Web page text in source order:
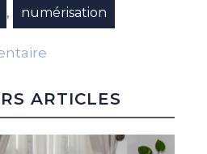
, numérisation
ARTICLES